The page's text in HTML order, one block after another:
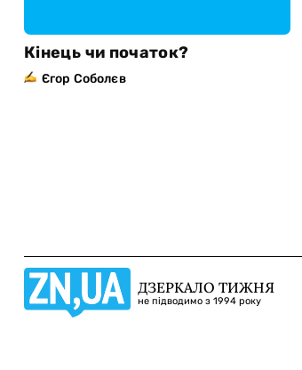
Кінець чи початок?
Єгор Соболєв
ДЗЕРКАЛО ТИЖНЯ
не підводимо з 1994 року